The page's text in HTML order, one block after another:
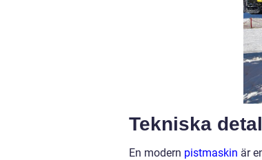
Tekniska
En modern pistmaskin är